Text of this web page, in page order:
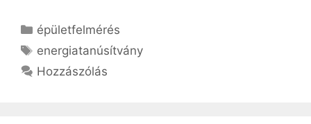
Kategória
épületfelmérés
Címkék
energiatanúsítvány
Hozzászólás